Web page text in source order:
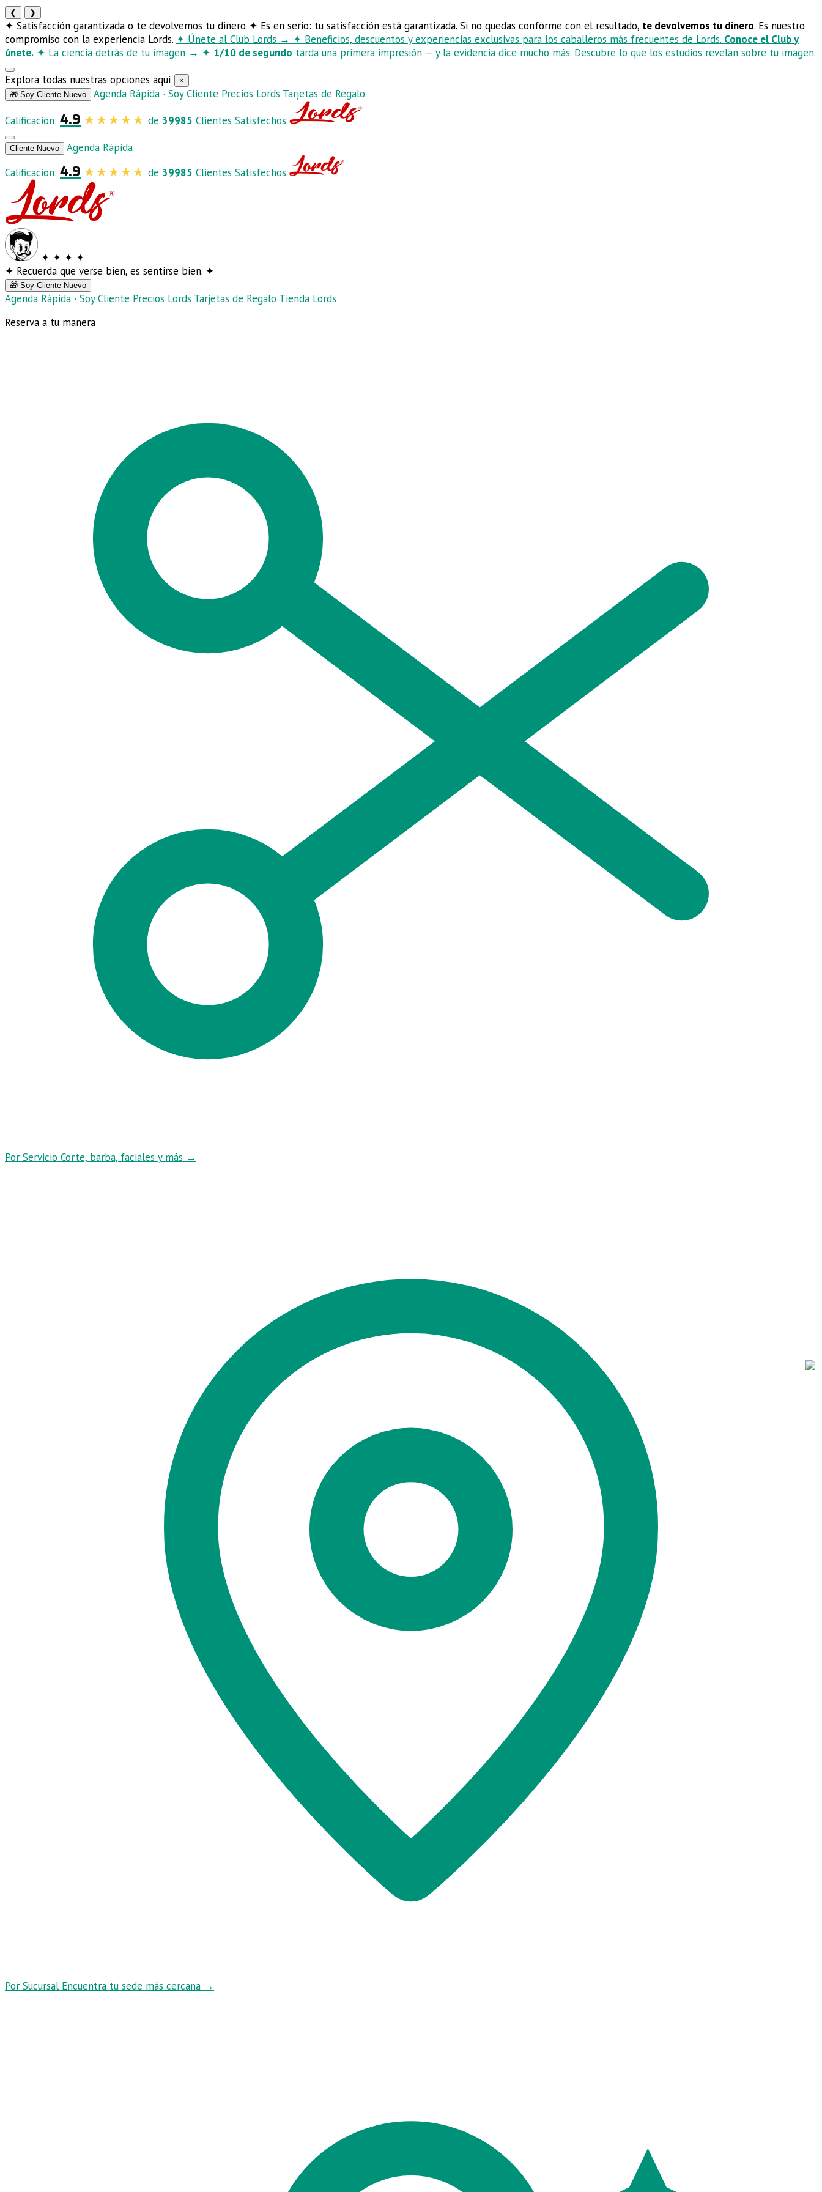
❮ ❯
✦ Satisfacción garantizada o te devolvemos tu dinero ✦ Es en serio: tu satisfacción está garantizada. Si no quedas conforme con el resultado, te devolvemos tu dinero. Es nuestro
compromiso con la experiencia Lords. ✦ Únete al Club Lords → ✦ Beneficios, descuentos y experiencias exclusivas para los caballeros más frecuentes de Lords. Conoce el Club y
únete. ✦ La ciencia detrás de tu imagen → ✦ 1/10 de segundo tarda una primera impresión — y la evidencia dice mucho más. Descubre lo que los estudios revelan sobre tu imagen.
Explora todas nuestras opciones aquí
×
🎁 Soy Cliente Nuevo
Agenda Rápida · Soy Cliente Precios Lords Tarjetas de Regalo
Calificación: 4.9 de 39985 Clientes Satisfechos
Cliente Nuevo
Agenda Rápida
Calificación: 4.9 de 39985 Clientes Satisfechos
✦ ✦ ✦ ✦
✦ Recuerda que verse bien, es sentirse bien. ✦
🎁 Soy Cliente Nuevo
Agenda Rápida · Soy Cliente Precios Lords Tarjetas de Regalo Tienda Lords
Reserva a tu manera
Por Servicio Corte, barba, faciales y más →
Por Sucursal Encuentra tu sede más cercana →